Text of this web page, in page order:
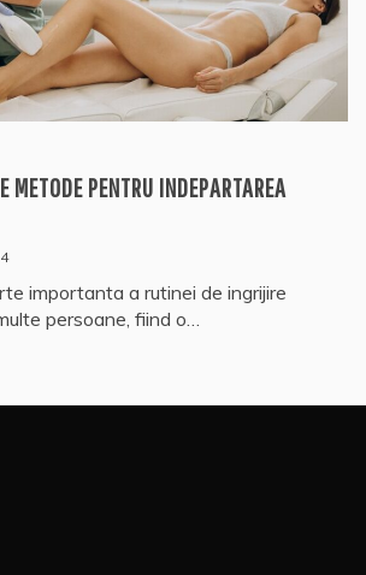
METODE PENTRU INDEPARTAREA
importanta a rutinei de ingrijire
persoane, fiind o…